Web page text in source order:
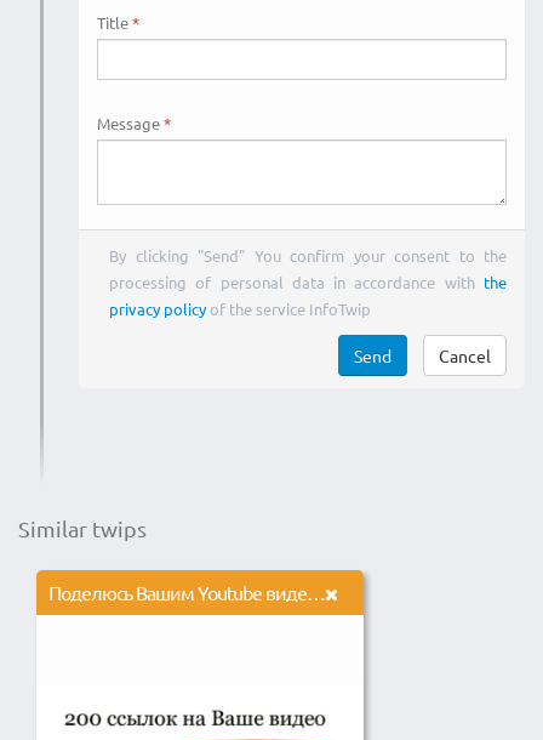
Title
Message
By clicking "Send" You confirm your consent to the
processing of personal data in accordance with the
privacy policyof the service InfoTwip
Send Cancel
Similar twips
Поделюсь Вашим Youtube видео на 200 сайтах